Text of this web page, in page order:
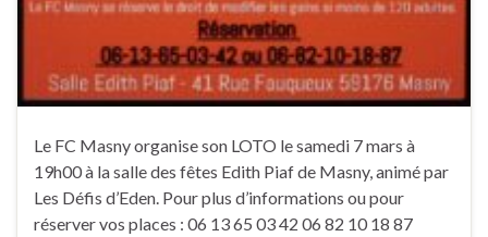
Le FC Masny organise son LOTO le samedi 7 mars à
19h00 à la salle des fêtes Edith Piaf de Masny, animé par
Les Défis d’Eden. Pour plus d’informations ou pour
réserver vos places : 06 13 65 03 42 06 82 10 18 87